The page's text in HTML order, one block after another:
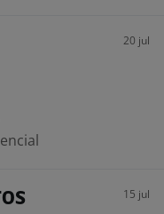
20 jul
15 jul